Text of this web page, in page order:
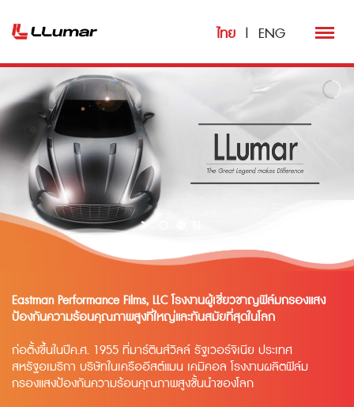
ไทย | ENG
Eastman Performance Films, LLC โรงงานผู้เชี่ยวชาญฟิล์มกรองแสง
ป้องกันความร้อนคุณภาพสูงที่ใหญ่และทันสมัยที่สุดในโลก
ก่อตั้งขึ้นในปีค.ศ. 1955 ที่มาร์ตินส์วิลล์​ รัฐเวอร์จิเนีย​ ประเทศ
สหรัฐอเมริกา บริษัทในเครืออีสต์แมน เคมิคอล โรงงานผลิตฟิล์ม
กรองแสงป้องกันความร้อนคุณภาพสูงชั้นนำของโลก